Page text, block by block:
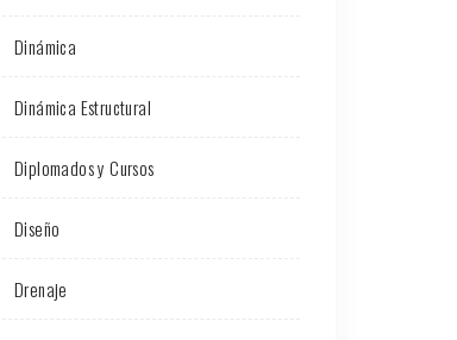
Dinámica
Dinámica Estructural
Diplomados y Cursos
Diseño
Drenaje